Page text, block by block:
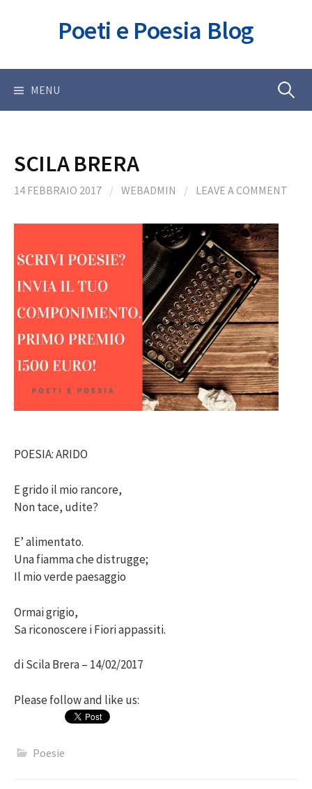
Poeti e Poesia Blog
MENU Ricerca
SCILA BRERA
14 FEBBRAIO 2017 / WEBADMIN / LEAVE A COMMENT
POESIA: ARIDO
E grido il mio rancore,
Non tace, udite?
E’ alimentato.
Una fiamma che distrugge;
Il mio verde paesaggio
Ormai grigio,
Sa riconoscere i Fiori appassiti.
di Scila Brera – 14/02/2017
Please follow and like us:
Poesie